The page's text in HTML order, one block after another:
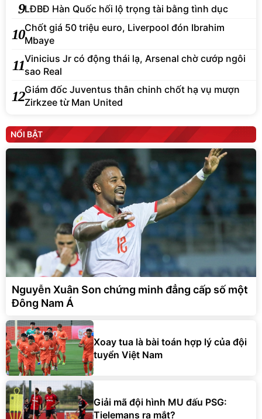
9LĐBĐ Hàn Quốc hối lộ trọng tài bằng tình dục
10Chốt giá 50 triệu euro, Liverpool đón Ibrahim
Mbaye
11Vinicius Jr có động thái lạ, Arsenal chờ cướp ngôi
sao Real
12Giám đốc Juventus thân chinh chốt hạ vụ mượn
Zirkzee từ Man United
NỔI BẬT
Nguyễn Xuân Son chứng minh đẳng cấp số một
Đông Nam Á
Xoay tua là bài toán hợp lý của đội
tuyển Việt Nam
Giải mã đội hình MU đấu PSG:
Tielemans ra mắt?